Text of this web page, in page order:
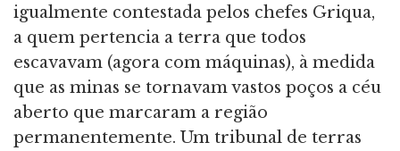
igualmente contestada pelos chefes Griqua,
a quem pertencia a terra que todos
escavavam (agora com máquinas), à medida
que as minas se tornavam vastos poços a céu
aberto que marcaram a região
permanentemente. Um tribunal de terras